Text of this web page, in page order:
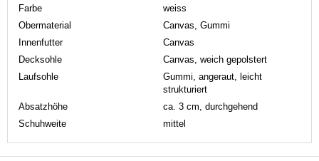
Farbe
weiss
Obermaterial
Canvas, Gummi
Innenfutter
Canvas
Decksohle
Canvas, weich gepolstert
Laufsohle
Gummi, angeraut, leicht
strukturiert
Absatzhöhe
ca. 3 cm, durchgehend
Schuhweite
mittel